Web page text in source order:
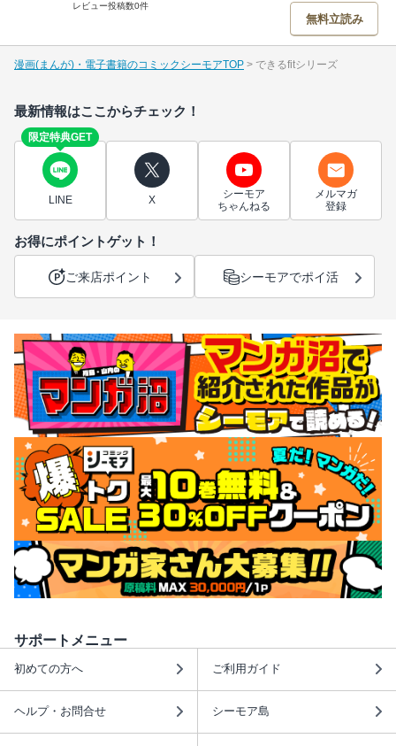
レビュー投稿数0件
無料立読み
漫画(まんが)・電子書籍のコミックシーモアTOP できるfitシリーズ
最新情報はここからチェック！
限定特典GET
LINE X
シーモア
ちゃんねる
メルマガ
登録
お得にポイントゲット！
ご来店ポイント シーモアでポイ活
サポートメニュー
初めての方へ ご利用ガイド
ヘルプ・お問合せ シーモア島